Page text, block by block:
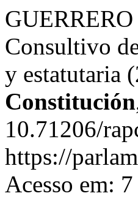
Consultivo
y estatutaria
Constitución
10.71206/
https://
Acesso em: